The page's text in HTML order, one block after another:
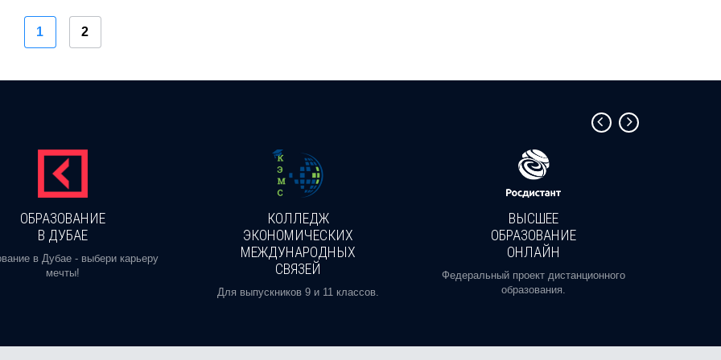
1 2
ОБРАЗОВАНИЕ
В ДУБАЕ
в Дубае - выбери карьеру
мечты!
КОЛЛЕДЖ
ЭКОНОМИЧЕСКИХ
МЕЖДУНАРОДНЫХ
СВЯЗЕЙ
Для выпускников 9 и 11 классов.
ВЫСШЕЕ
ОБРАЗОВАНИЕ
ОНЛАЙН
Федеральный проект дистанционного
образования.